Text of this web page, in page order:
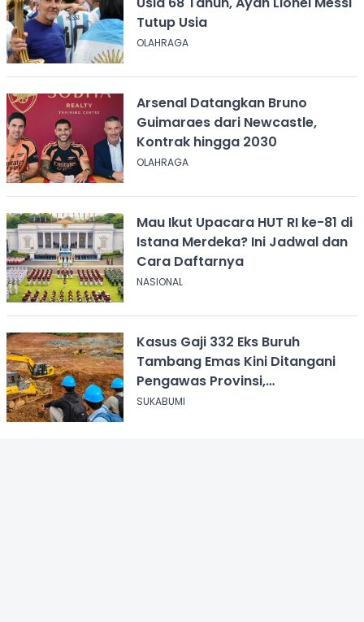
Tutup Usia
OLAHRAGA
Arsenal Datangkan Bruno
Guimaraes dari Newcastle,
Kontrak hingga 2030
OLAHRAGA
Mau Ikut Upacara HUT RI ke-81 di
Istana Merdeka? Ini Jadwal dan
Cara Daftarnya
NASIONAL
Kasus Gaji 332 Eks Buruh
Tambang Emas Kini Ditangani
Pengawas Provinsi,
Disnakertrans Sukabumi Terus
SUKABUMI